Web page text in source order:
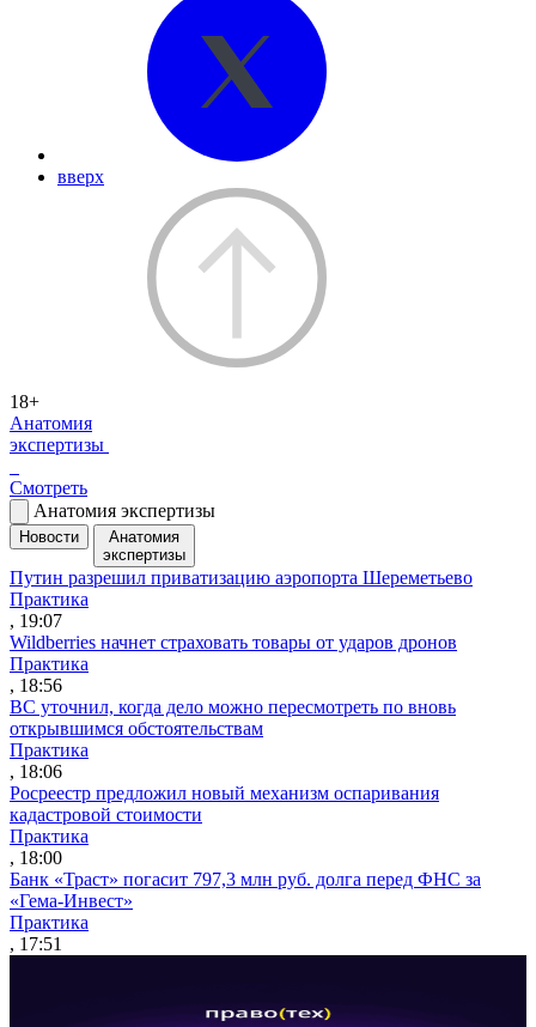
вверх
18+
Анатомия
экспертизы
Смотреть
Анатомия экспертизы
Новости
Анатомия
экспертизы
Путин разрешил приватизацию аэропорта Шереметьево
Практика
, 19:07
Wildberries начнет страховать товары от ударов дронов
Практика
, 18:56
ВС уточнил, когда дело можно пересмотреть по вновь
открывшимся обстоятельствам
Практика
, 18:06
Росреестр предложил новый механизм оспаривания
кадастровой стоимости
Практика
, 18:00
Банк «Траст» погасит 797,3 млн руб. долга перед ФНС за
«Гема-Инвест»
Практика
, 17:51